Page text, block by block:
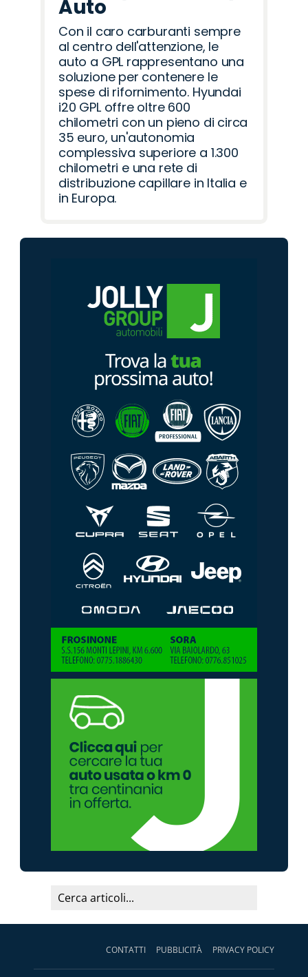
Auto
Con il caro carburanti sempre
al centro dell'attenzione, le
auto a GPL rappresentano una
soluzione per contenere le
spese di rifornimento. Hyundai
i20 GPL offre oltre 600
chilometri con un pieno di circa
35 euro, un'autonomia
complessiva superiore a 1.300
chilometri e una rete di
distribuzione capillare in Italia e
in Europa.
CONTATTI PUBBLICITÀ PRIVACY POLICY